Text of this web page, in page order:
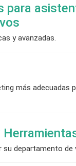
para
y avanzadas.
más adecuadas
departamento de